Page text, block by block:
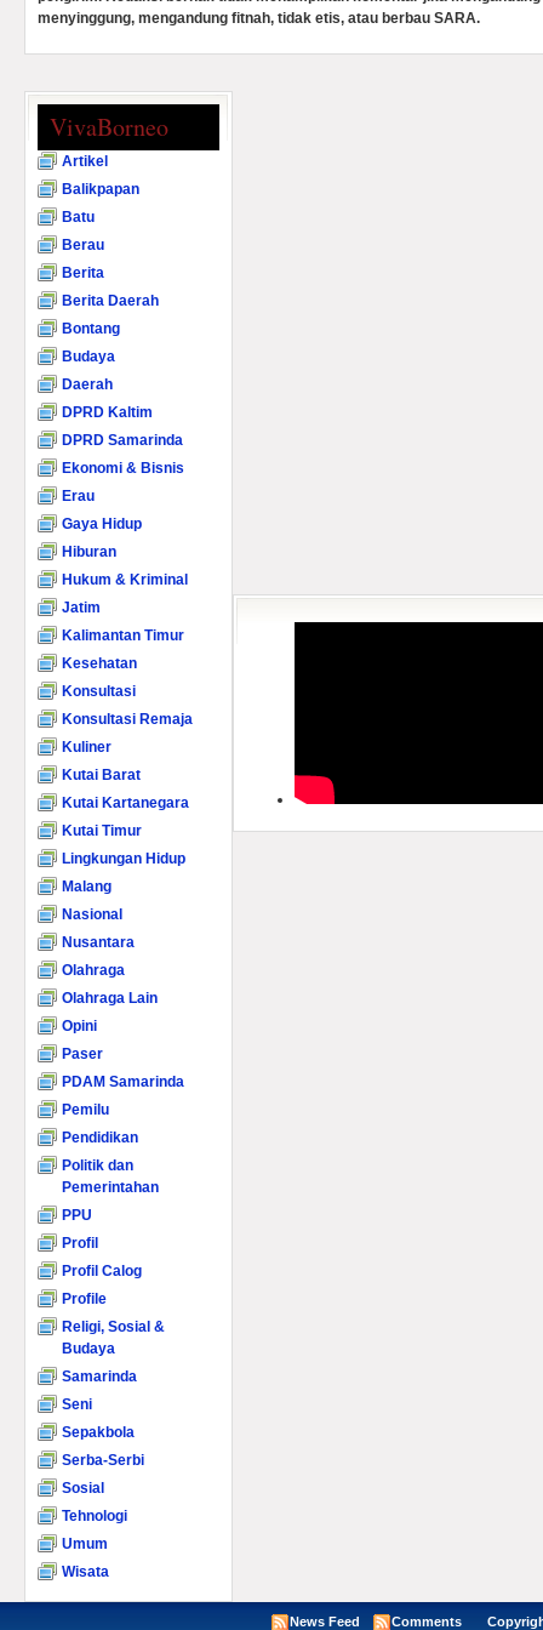
menyinggung, mengandung fitnah, tidak etis, atau berbau SARA.
VivaBorneo
Artikel
Balikpapan
Batu
Berau
Berita
Berita Daerah
Bontang
Budaya
Daerah
DPRD Kaltim
DPRD Samarinda
Ekonomi & Bisnis
Erau
Gaya Hidup
Hiburan
Hukum & Kriminal
Jatim
Kalimantan Timur
Kesehatan
Konsultasi
Konsultasi Remaja
Kuliner
Kutai Barat
Kutai Kartanegara
Kutai Timur
Lingkungan Hidup
Malang
Nasional
Nusantara
Olahraga
Olahraga Lain
Opini
Paser
PDAM Samarinda
Pemilu
Pendidikan
Politik dan
Pemerintahan
PPU
Profil
Profil Calog
Profile
Religi, Sosial &
Budaya
Samarinda
Seni
Sepakbola
Serba-Serbi
Sosial
Tehnologi
Umum
Wisata
News Feed Comments Copyright